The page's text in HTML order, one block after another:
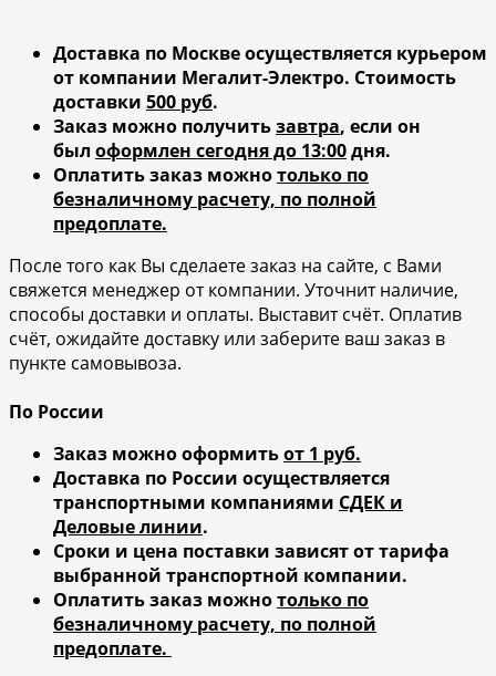
Доставка по Москве осуществляется курьером
от компании Мегалит-Электро. Стоимость
доставки 500 руб.
Заказ можно получитьзавтра, если он
был оформлен сегодня до 13:00дня.
Оплатить заказ можнотолько по
безналичному расчету, по полной
предоплате.
После того как Вы сделаете заказ на сайте, с Вами
свяжется менеджер от компании. Уточнит наличие,
способы доставки и оплаты. Выставит счёт. Оплатив
счёт, ожидайте доставку или заберите ваш заказ в
пункте самовывоза.
По России
Заказ можно оформитьот 1 руб.
Доставка по России осуществляется
транспортными компаниями СДЕК и
Деловые линии.
Сроки и цена поставки зависят от тарифа
выбранной транспортной компании.
Оплатить заказ можнотолько по
безналичному расчету, по полной
предоплате.